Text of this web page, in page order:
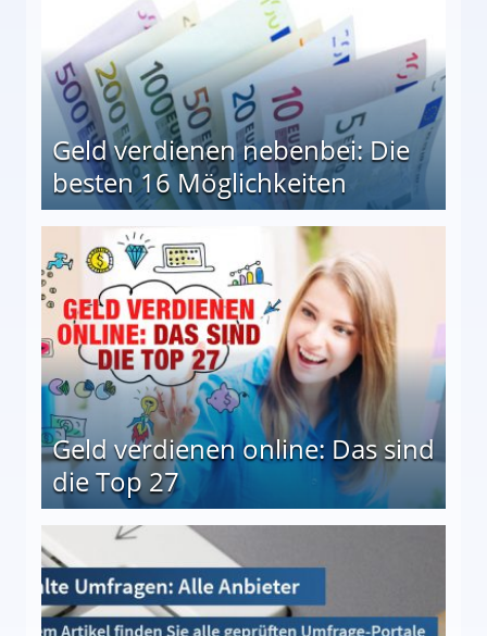
Geld verdienen nebenbei: Die
besten 16 Möglichkeiten
Geld verdienen online: Das sind
die Top 27